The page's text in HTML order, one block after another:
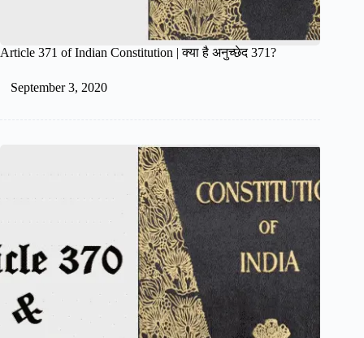
Article 371 of Indian Constitution | क्या है अनुच्छेद 371?
September 3, 2020